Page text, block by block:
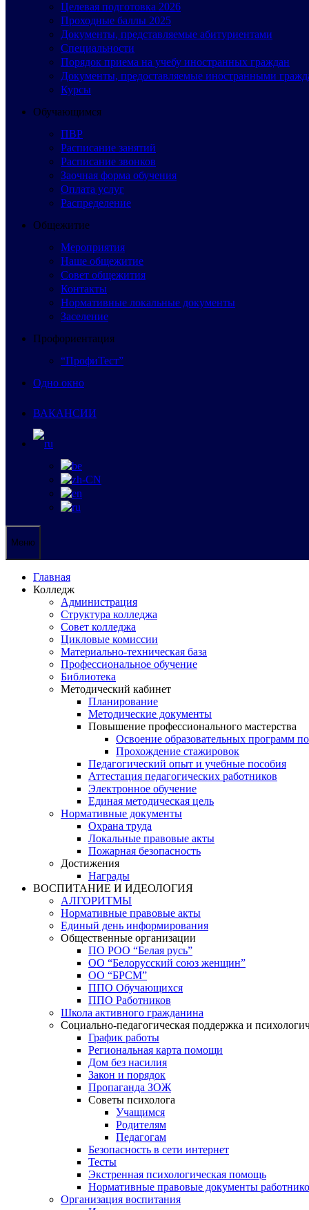
Целевая подготовка 2026
Проходные баллы 2025
Документы, представляемые абитуриентами
Специальности
Порядок приема на учебу иностранных граждан
Документы, предоставляемые иностранными
Курсы
Обучающимся
ПВР
Расписание занятий
Расписание звонков
Заочная форма обучения
Оплата услуг
Распределение
Общежитие
Мероприятия
Наше общежитие
Совет общежития
Контакты
Нормативные локальные документы
Заселение
Профориентация
“ПрофиТест”
Одно окно
ВАКАНСИИ
Меню
Главная
Колледж
Администрация
Структура колледжа
Совет колледжа
Цикловые комиссии
Материально-техническая база
Профессиональное обучение
Библиотека
Методический кабинет
Планирование
Методические документы
Повышение профессионального мастерства
Освоение образовательных программ
Прохождение стажировок
Педагогический опыт и учебные пособия
Аттестация педагогических работников
Электронное обучение
Единая методическая цель
Нормативные документы
Охрана труда
Локальные правовые акты
Пожарная безопасность
Достижения
Награды
ВОСПИТАНИЕ И ИДЕОЛОГИЯ
АЛГОРИТМЫ
Нормативные правовые акты
Единый день информирования
Общественные организации
ПО РОО “Белая русь”
ОО “Белорусский союз женщин”
ОО “БРСМ”
ППО Обучающихся
ППО Работников
Школа активного гражданина
Социально-педагогическая поддержка и
График работы
Региональная карта помощи
Дом без насилия
Закон и порядок
Пропаганда ЗОЖ
Советы психолога
Учащимся
Родителям
Педагогам
Безопасность в сети интернет
Тесты
Экстренная психологическая помощь
Нормативные правовые документы
Организация воспитания